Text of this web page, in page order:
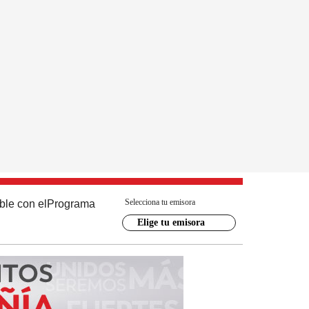
con el Programa Selecciona tu emisora
Elige tu emisora